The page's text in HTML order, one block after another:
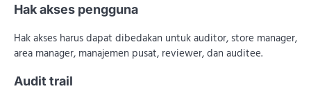
Hak akses pengguna
Hak akses harus dapat dibedakan untuk auditor, store manager,
area manager, manajemen pusat, reviewer, dan auditee.
Audit trail